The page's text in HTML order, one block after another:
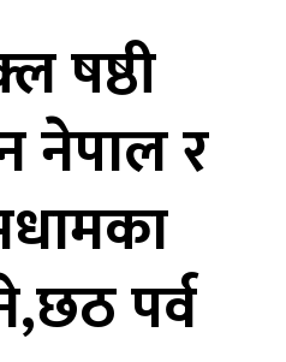
षष्ठी
नेपाल र
पर्व